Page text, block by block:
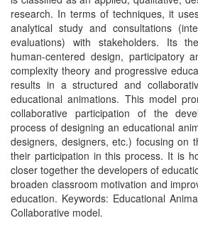
research. In terms of techniques, it
analytical study and consultations
evaluations) with stakeholders. Its
human-centered design, participatory
complexity theory and progressive
results in a structured and
educational animations. This model
collaborative participation of the
process of designing an educational
designers, designers, etc.) focusing on
their participation in this process. It is
closer together the developers of
broaden classroom motivation and
education. Keywords: Educational
Collaborative model.